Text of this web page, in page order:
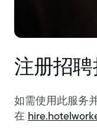
注册招
如需使用此服务
在